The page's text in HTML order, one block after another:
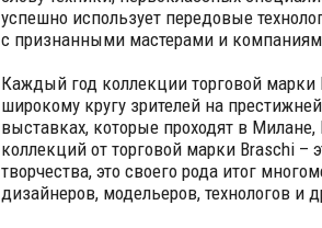
успешно использует передовые
с признанными мастерами и
Каждый год коллекции торговой марки
широкому кругу зрителей на
выставках, которые проходят в
коллекций от торговой марки Braschi –
творчества, это своего рода итог
дизайнеров, модельеров, технологов и